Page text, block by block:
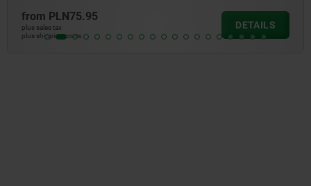
plus shipping costs